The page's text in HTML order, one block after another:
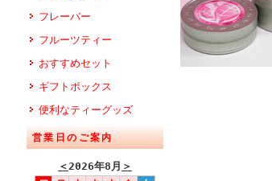
フレーバー
フルーツティー
おすすめセット
ギフトボックス
便利なティーグッズ
営業日のご案内
＜2026年8月 ＞